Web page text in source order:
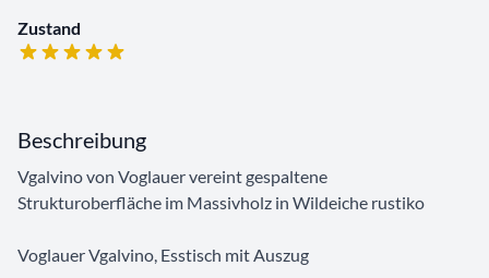
Zustand
Beschreibung
Vgalvino von Voglauer vereint gespaltene
Strukturoberfläche im Massivholz in Wildeiche rustiko
Voglauer Vgalvino, Esstisch mit Auszug